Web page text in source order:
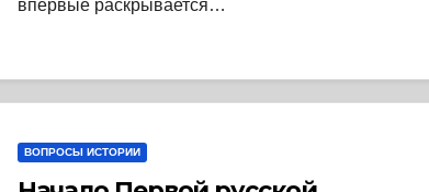
впервые раскрывается…
ВОПРОСЫ ИСТОРИИ